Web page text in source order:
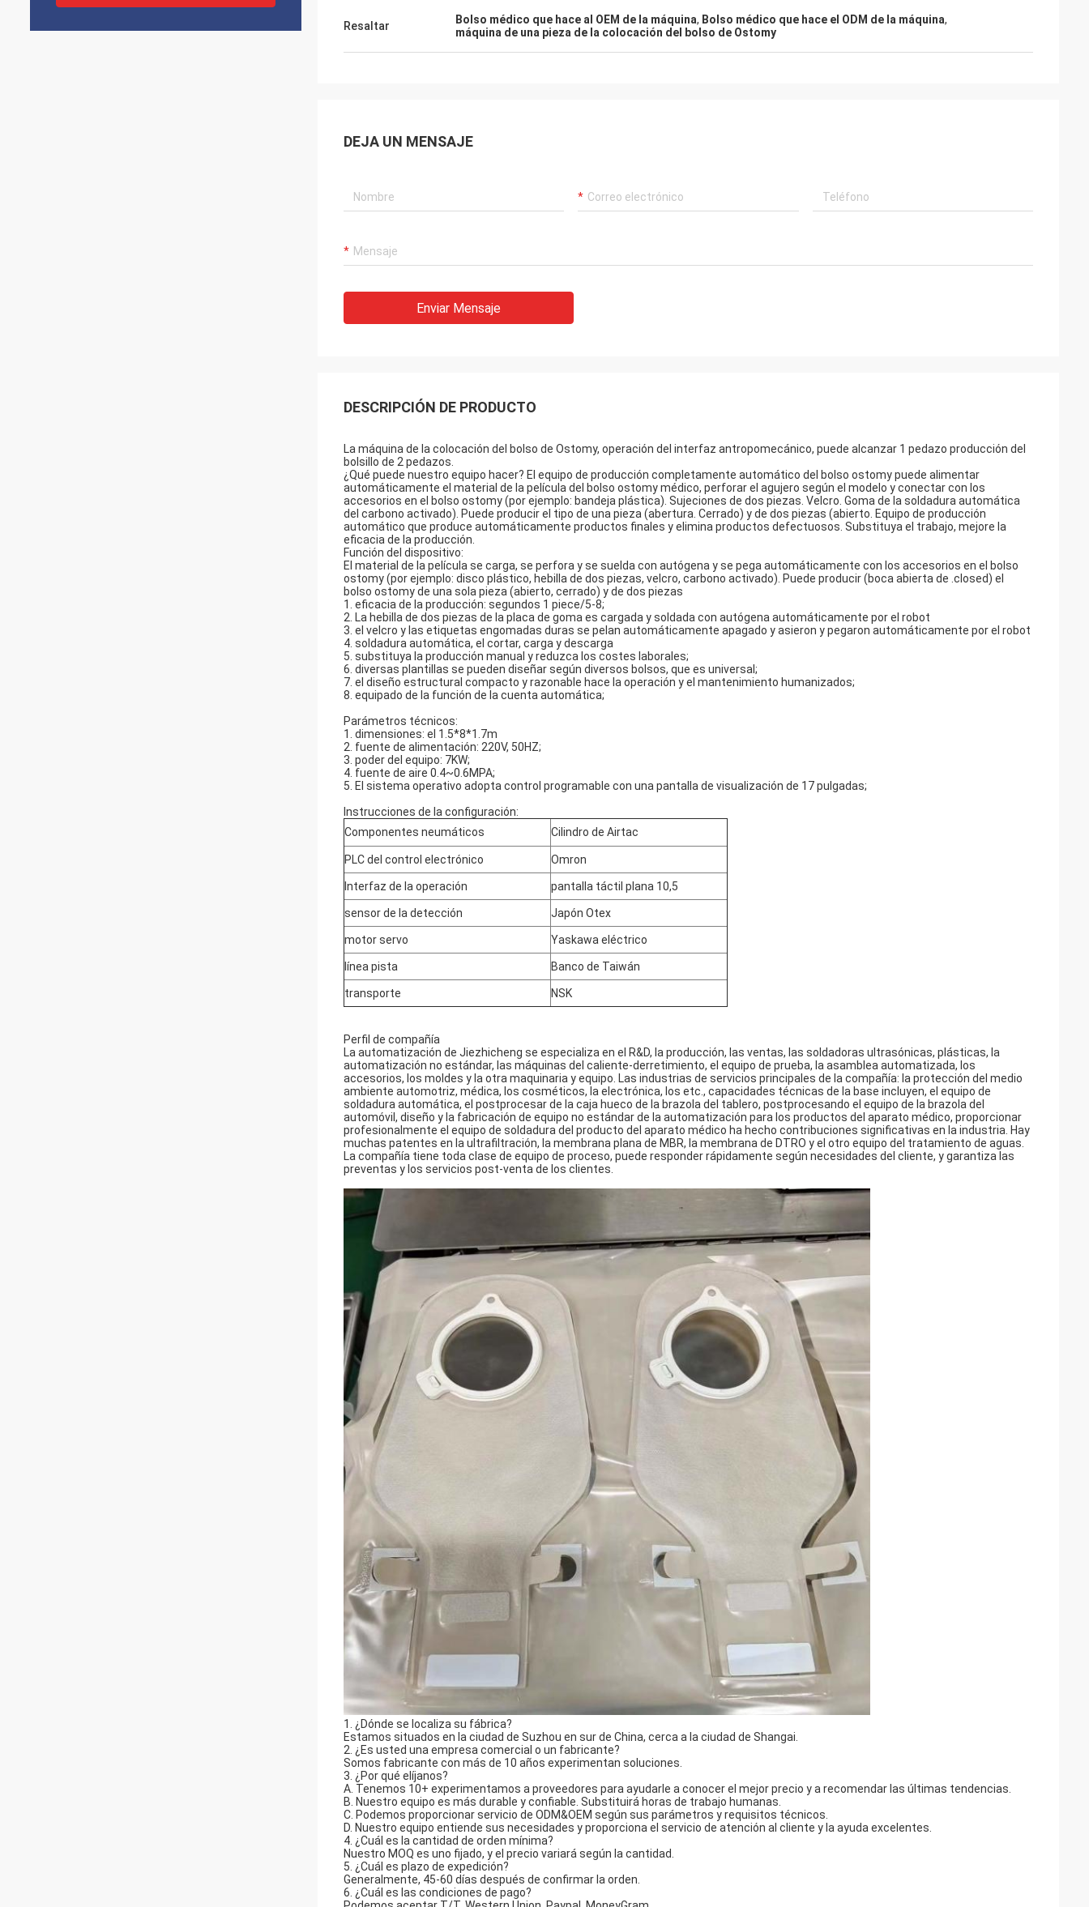
Resaltar Bolso médico que hace al OEM de la máquina, Bolso médico que hace el ODM de la máquina,
máquina de una pieza de la colocación del bolso de Ostomy
DEJA UN MENSAJE
Enviar Mensaje
DESCRIPCIÓN DE PRODUCTO
La máquina de la colocación del bolso de Ostomy, operación del interfaz antropomecánico, puede alcanzar 1 pedazo producción del
bolsillo de 2 pedazos.
¿Qué puede nuestro equipo hacer? El equipo de producción completamente automático del bolso ostomy puede alimentar
automáticamente el material de la película del bolso ostomy médico, perforar el agujero según el modelo y conectar con los
accesorios en el bolso ostomy (por ejemplo: bandeja plástica). Sujeciones de dos piezas. Velcro. Goma de la soldadura automática
del carbono activado). Puede producir el tipo de una pieza (abertura. Cerrado) y de dos piezas (abierto. Equipo de producción
automático que produce automáticamente productos finales y elimina productos defectuosos. Substituya el trabajo, mejore la
eficacia de la producción.
Función del dispositivo:
El material de la película se carga, se perfora y se suelda con autógena y se pega automáticamente con los accesorios en el bolso
ostomy (por ejemplo: disco plástico, hebilla de dos piezas, velcro, carbono activado). Puede producir (boca abierta de .closed) el
bolso ostomy de una sola pieza (abierto, cerrado) y de dos piezas
1. eficacia de la producción: segundos 1 piece/5-8;
2. La hebilla de dos piezas de la placa de goma es cargada y soldada con autógena automáticamente por el robot
3. el velcro y las etiquetas engomadas duras se pelan automáticamente apagado y asieron y pegaron automáticamente por el robot
4. soldadura automática, el cortar, carga y descarga
5. substituya la producción manual y reduzca los costes laborales;
6. diversas plantillas se pueden diseñar según diversos bolsos, que es universal;
7. el diseño estructural compacto y razonable hace la operación y el mantenimiento humanizados;
8. equipado de la función de la cuenta automática;
Parámetros técnicos:
1. dimensiones: el 1.5*8*1.7m
2. fuente de alimentación: 220V, 50HZ;
3. poder del equipo: 7KW;
4. fuente de aire 0.4~0.6MPA;
5. El sistema operativo adopta control programable con una pantalla de visualización de 17 pulgadas;
Instrucciones de la configuración:
Componentes neumáticos
Cilindro de Airtac
PLC del control electrónico Omron
Interfaz de la operación pantalla táctil plana 10,5
sensor de la detección Japón Otex
motor servo Yaskawa eléctrico
línea pista Banco de Taiwán
transporte NSK
Perfil de compañía
La automatización de Jiezhicheng se especializa en el R&D, la producción, las ventas, las soldadoras ultrasónicas, plásticas, la
automatización no estándar, las máquinas del caliente-derretimiento, el equipo de prueba, la asamblea automatizada, los
accesorios, los moldes y la otra maquinaria y equipo. Las industrias de servicios principales de la compañía: la protección del medio
ambiente automotriz, médica, los cosméticos, la electrónica, los etc., capacidades técnicas de la base incluyen, el equipo de
soldadura automática, el postprocesar de la caja hueco de la brazola del tablero, postprocesando el equipo de la brazola del
automóvil, diseño y la fabricación de equipo no estándar de la automatización para los productos del aparato médico, proporcionar
profesionalmente el equipo de soldadura del producto del aparato médico ha hecho contribuciones significativas en la industria. Hay
muchas patentes en la ultrafiltración, la membrana plana de MBR, la membrana de DTRO y el otro equipo del tratamiento de aguas.
La compañía tiene toda clase de equipo de proceso, puede responder rápidamente según necesidades del cliente, y garantiza las
preventas y los servicios post-venta de los clientes.
1. ¿Dónde se localiza su fábrica?
Estamos situados en la ciudad de Suzhou en sur de China, cerca a la ciudad de Shangai.
2. ¿Es usted una empresa comercial o un fabricante?
Somos fabricante con más de 10 años experimentan soluciones.
3. ¿Por qué elíjanos?
A. Tenemos 10+ experimentamos a proveedores para ayudarle a conocer el mejor precio y a recomendar las últimas tendencias.
B. Nuestro equipo es más durable y confiable. Substituirá horas de trabajo humanas.
C. Podemos proporcionar servicio de ODM&OEM según sus parámetros y requisitos técnicos.
D. Nuestro equipo entiende sus necesidades y proporciona el servicio de atención al cliente y la ayuda excelentes.
4. ¿Cuál es la cantidad de orden mínima?
Nuestro MOQ es uno fijado, y el precio variará según la cantidad.
5. ¿Cuál es plazo de expedición?
Generalmente, 45-60 días después de confirmar la orden.
6. ¿Cuál es las condiciones de pago?